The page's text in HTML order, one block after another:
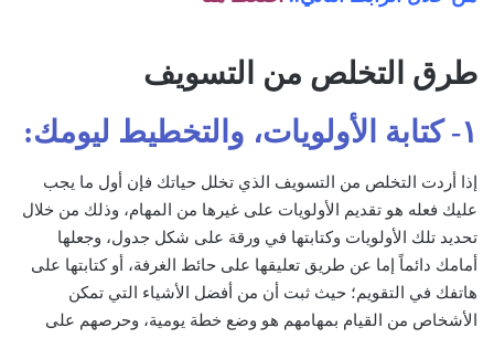
طرق التخلص من التسويف
١- كتابة الأولويات، والتخطيط ليومك:
إذا أردت التخلص من التسويف الذي تخلل حياتك فإن أول ما يجب
عليك فعله هو تقديم الأولويات على غيرها من المهام، وذلك من خلال
تحديد تلك الأولويات وكتابتها في ورقة على شكل جدول، وجعلها
أمامك دائماً إما عن طريق تعليقها على حائط الغرفة، أو كتابتها على
هاتفك في التقويم؛ حيث ثبت أن من أفضل الأشياء التي تمكن
الأشخاص من القيام بمهامهم هو وضع خطة يومية، وحرصهم على